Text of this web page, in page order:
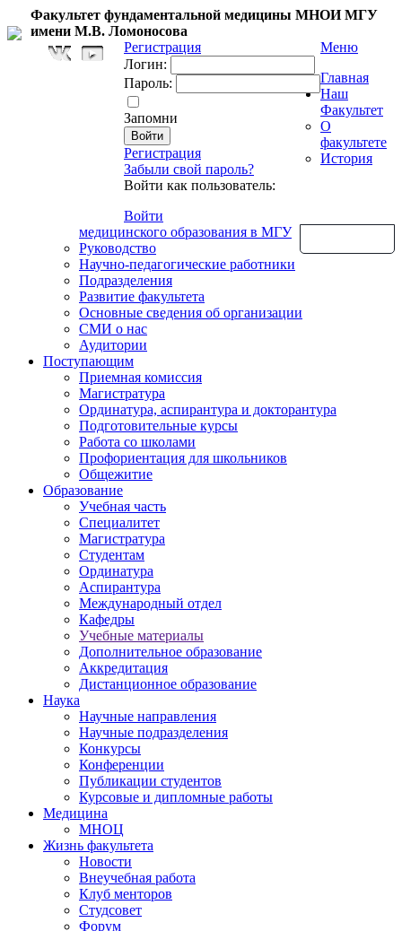
Факультет фундаментальной медицины МНОИ МГУ
имени М.В. Ломоносова
Регистрация
Логин:
Пароль:
Запомни
Регистрация
Забыли свой пароль?
Войти как пользователь:
Войти
Меню
Главная
Наш
Факультет
О
факультете
История
медицинского образования в МГУ
Руководство
Научно-педагогические работники
Подразделения
Развитие факультета
Основные сведения об организации
СМИ о нас
Аудитории
Поступающим
Приемная комиссия
Магистратура
Ординатура, аспирантура и докторантура
Подготовительные курсы
Работа со школами
Профориентация для школьников
Общежитие
Образование
Учебная часть
Специалитет
Магистратура
Студентам
Ординатура
Аспирантура
Международный отдел
Кафедры
Учебные материалы
Дополнительное образование
Аккредитация
Дистанционное образование
Наука
Научные направления
Научные подразделения
Конкурсы
Конференции
Публикации студентов
Курсовые и дипломные работы
Медицина
МНОЦ
Жизнь факультета
Новости
Внеучебная работа
Клуб менторов
Студсовет
Форум